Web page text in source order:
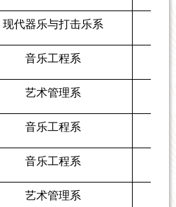
现代器乐与打击乐系
音乐工程系
艺术管理系
音乐工程系
音乐工程系
艺术管理系